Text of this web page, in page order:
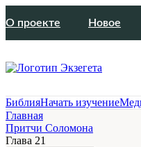
О проекте Новое
БиблияНачать изучение
Главная
Притчи Соломона
Глава 21